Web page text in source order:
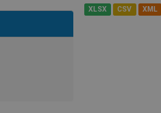
XLSX CSV XML